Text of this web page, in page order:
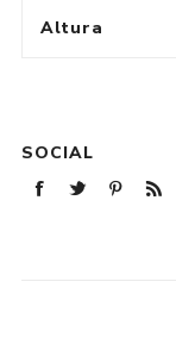
Altura
SOCIAL